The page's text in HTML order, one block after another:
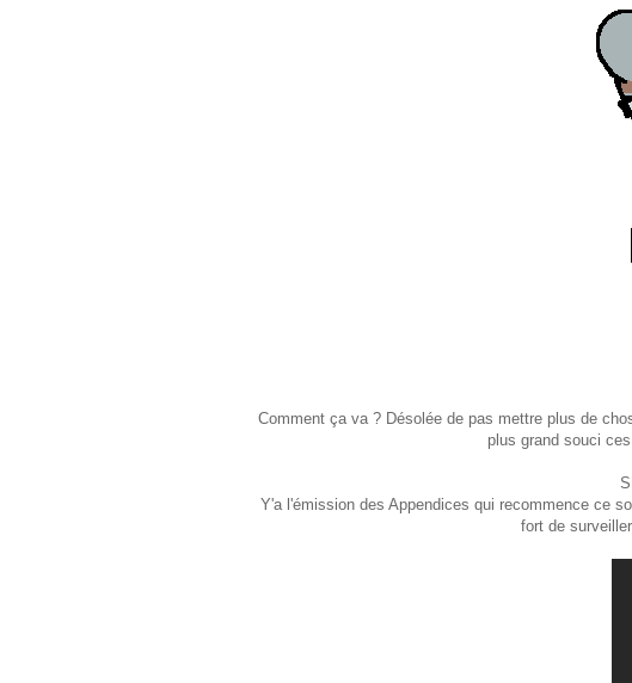
Comment ça va ? Désolée de pas mettre plus de
plus grand souci
Y'a l'émission des Appendices qui recommence ce
fort de